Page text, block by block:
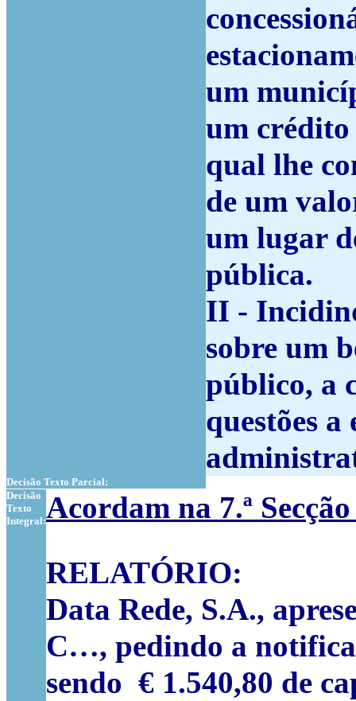
um
um crédito
qual lhe
de um
um lugar
pública.
II -
sobre um
público, a
questões
Decisão Texto Parcial:
Decisão
Texto
Integral:Acordam na 7.ª
RELATÓRIO:
Data Rede, S.A.,
C…, pedindo a
sendo € 1.540,80 de